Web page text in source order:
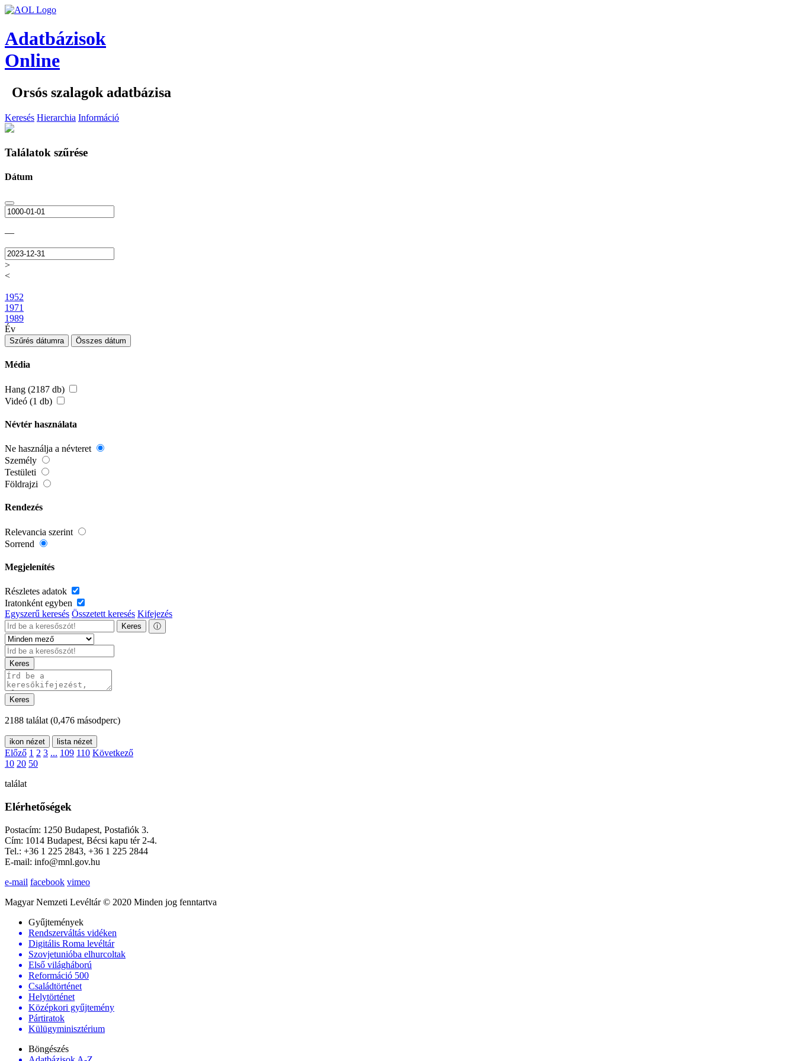
Adatbázisok
Online
Orsós szalagok adatbázisa
Keresés Hierarchia Információ
Találatok szűrése
Dátum
—
>
<
1952
1971
1989
Év
Szűrés dátumra Összes dátum
Média
Hang (2187 db)
Videó (1 db)
Névtér használata
Ne használja a névteret
Személy
Testületi
Földrajzi
Rendezés
Relevancia szerint
Sorrend
Megjelenítés
Részletes adatok
Iratonként egyben
Egyszerű keresés Összetett keresés Kifejezés
Keres ⓘ
Keres
Keres
2188 találat (0,476 másodperc)
ikon nézet lista nézet
Előző 1 2 3 ... 109 110 Következő
10 20 50
találat
Elérhetőségek
Postacím: 1250 Budapest, Postafiók 3.
Cím: 1014 Budapest, Bécsi kapu tér 2-4.
Tel.: +36 1 225 2843, +36 1 225 2844
E-mail: info@mnl.gov.hu
e-mail facebook vimeo
Magyar Nemzeti Levéltár © 2020 Minden jog fenntartva
Gyűjtemények
Rendszerváltás vidéken
Digitális Roma levéltár
Szovjetunióba elhurcoltak
Első világháború
Reformáció 500
Családtörténet
Helytörténet
Középkori gyűjtemény
Pártiratok
Külügyminisztérium
Böngészés